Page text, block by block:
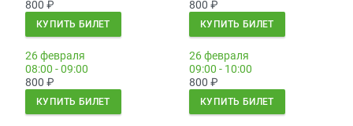
800 ₽
КУПИТЬ БИЛЕТ
800 ₽
КУПИТЬ БИЛЕТ
26 февраля
08:00 - 09:00
800 ₽
КУПИТЬ БИЛЕТ
26 февраля
09:00 - 10:00
800 ₽
КУПИТЬ БИЛЕТ